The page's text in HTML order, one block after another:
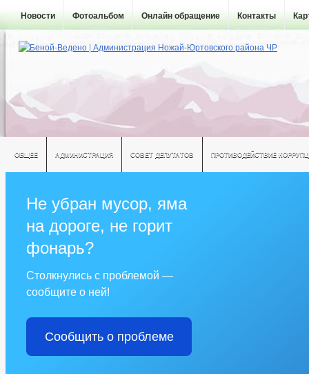
Новости Фотоальбом Онлайн обращение Контакты
ОБЩЕЕ АДМИНИСТРАЦИЯ СОВЕТ ДЕПУТАТОВ ПРОТИВОДЕЙСТВИЕ
Не убран мусор, яма
на дороге, не горит
фонарь?
Столкнулись с проблемой —
сообщите о ней!
Сообщить о проблеме